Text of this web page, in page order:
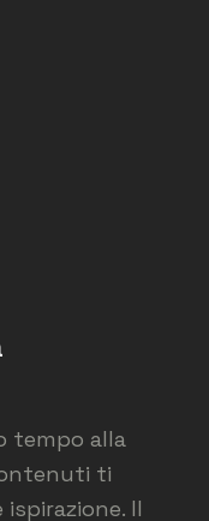
tempo alla
ti
Il